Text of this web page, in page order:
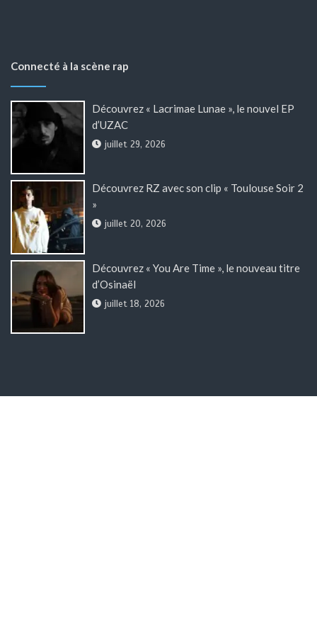
Connecté à la scène rap
Découvrez « Lacrimae Lunae », le nouvel EP
d’UZAC
juillet 29, 2026
Découvrez RZ avec son clip « Toulouse Soir 2
»
juillet 20, 2026
Découvrez « You Are Time », le nouveau titre
d’Osinaël
juillet 18, 2026